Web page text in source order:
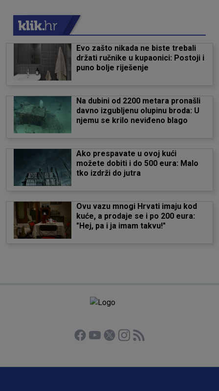
Evo zašto nikada ne biste trebali
držati ručnike u kupaonici: Postoji i
puno bolje riješenje
Na dubini od 2200 metara pronašli
davno izgubljenu olupinu broda: U
njemu se krilo neviđeno blago
Ako prespavate u ovoj kući
možete dobiti i do 500 eura: Malo
tko izdrži do jutra
Ovu vazu mnogi Hrvati imaju kod
kuće, a prodaje se i po 200 eura:
"Hej, pa i ja imam takvu!"